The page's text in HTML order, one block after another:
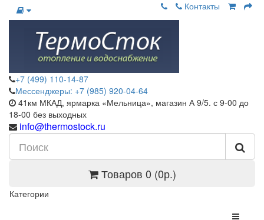
Контакты
+7 (499) 110-14-87
Мессенджеры: +7 (985) 920-04-64
41км МКАД, ярмарка «Мельница», магазин А 9/5. с 9-00 до
18-00 без выходных
info@thermostock.ru
Товаров 0 (0р.)
Категории